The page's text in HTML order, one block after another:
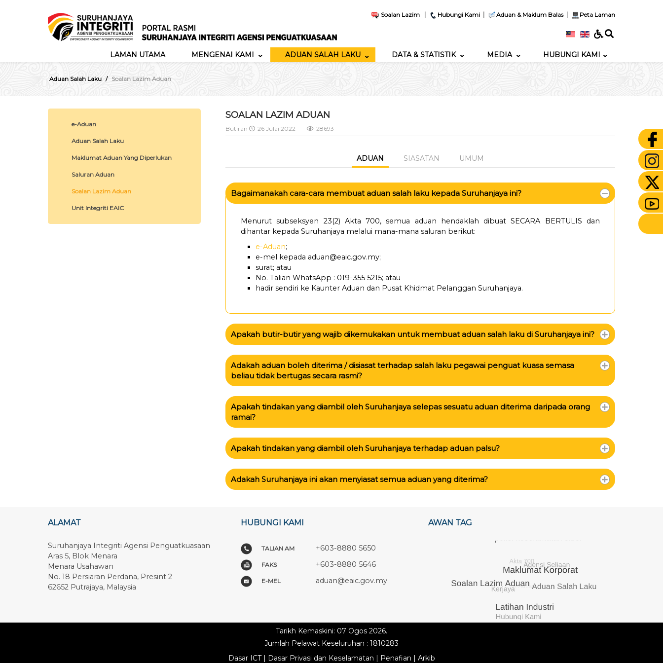
Soalan Lazim | Hubungi Kami | Aduan & Maklum Balas| Peta Laman
LAMAN UTAMA MENGENAI KAMI ADUAN SALAH LAKU DATA & STATISTIK MEDIA HUBUNGI KAMI
Aduan Salah Laku Soalan Lazim Aduan
e-Aduan
Aduan Salah Laku
Maklumat Aduan Yang Diperlukan
Saluran Aduan
Soalan Lazim Aduan
Unit Integriti EAIC
SOALAN LAZIM ADUAN
Butiran 26 Julai 2022 28693
ADUAN SIASATAN UMUM
Bagaimanakah cara-cara membuat aduan salah laku kepada Suruhanjaya ini?
Menurut subseksyen 23(2) Akta 700, semua aduan hendaklah dibuat SECARA BERTULIS dan
dihantar kepada Suruhanjaya melalui mana-mana saluran berikut:
e-Aduan;
e-mel kepada aduan@eaic.gov.my;
surat; atau
No. Talian WhatsApp : 019-355 5215; atau
hadir sendiri ke Kaunter Aduan dan Pusat Khidmat Pelanggan Suruhanjaya.
Apakah butir-butir yang wajib dikemukakan untuk membuat aduan salah laku di Suruhanjaya ini?
Adakah aduan boleh diterima / disiasat terhadap salah laku pegawai penguat kuasa semasa
beliau tidak bertugas secara rasmi?
Apakah tindakan yang diambil oleh Suruhanjaya selepas sesuatu aduan diterima daripada orang
ramai?
Apakah tindakan yang diambil oleh Suruhanjaya terhadap aduan palsu?
Adakah Suruhanjaya ini akan menyiasat semua aduan yang diterima?
ALAMAT
Suruhanjaya Integriti Agensi Penguatkuasaan
Aras 5, Blok Menara
Menara Usahawan
No. 18 Persiaran Perdana, Presint 2
62652 Putrajaya, Malaysia
HUBUNGI KAMI
TALIAN AM +603-8880 5650
FAKS +603-8880 5646
E-MEL aduan@eaic.gov.my
AWAN TAG
Tarikh Kemaskini: 07 Ogos 2026.
Jumlah Pelawat Keseluruhan : 1810283
Dasar ICT| Dasar Privasi dan Keselamatan | Penafian | Arkib